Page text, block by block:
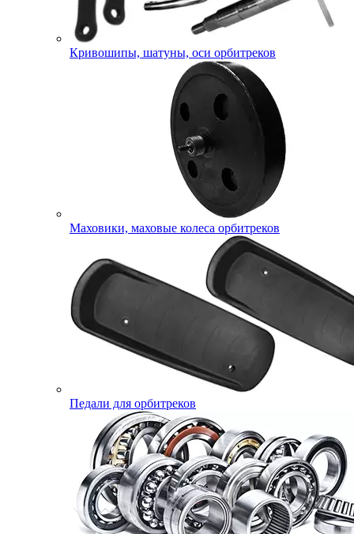
Кривошипы, шатуны, оси орбитреков
Маховики, маховые колеса орбитреков
Педали для орбитреков